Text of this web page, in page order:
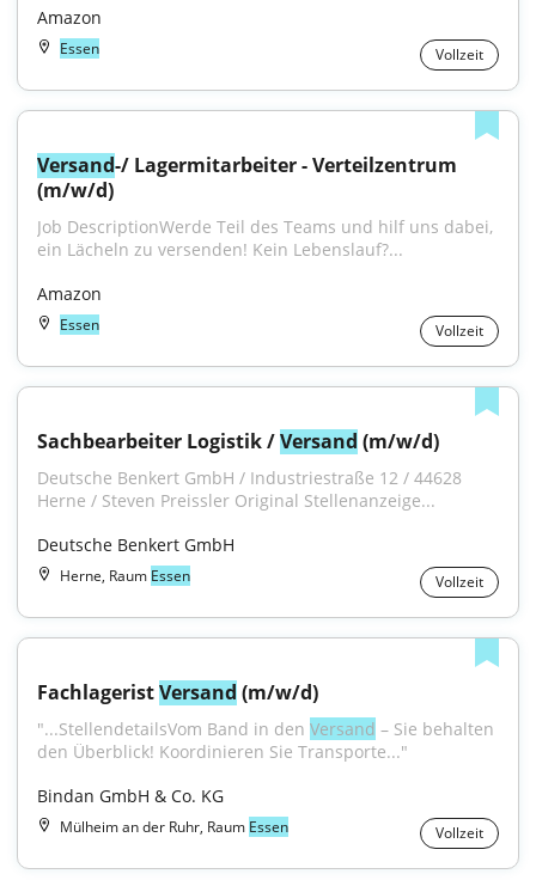
Amazon
Essen Vollzeit
Versand-/ Lagermitarbeiter - Verteilzentrum
(m/w/d)
Job DescriptionWerde Teil des Teams und hilf uns dabei,
ein Lächeln zu versenden! Kein Lebenslauf?...
Amazon
Essen Vollzeit
Sachbearbeiter Logistik / Versand (m/w/d)
Deutsche Benkert GmbH / Industriestraße 12 / 44628
Herne / Steven Preissler Original Stellenanzeige...
Deutsche Benkert GmbH
Herne, Raum Essen Vollzeit
Fachlagerist Versand (m/w/d)
"...StellendetailsVom Band in den Versand – Sie behalten
den Überblick! Koordinieren Sie Transporte..."
Bindan GmbH & Co. KG
Mülheim an der Ruhr, Raum Essen Vollzeit